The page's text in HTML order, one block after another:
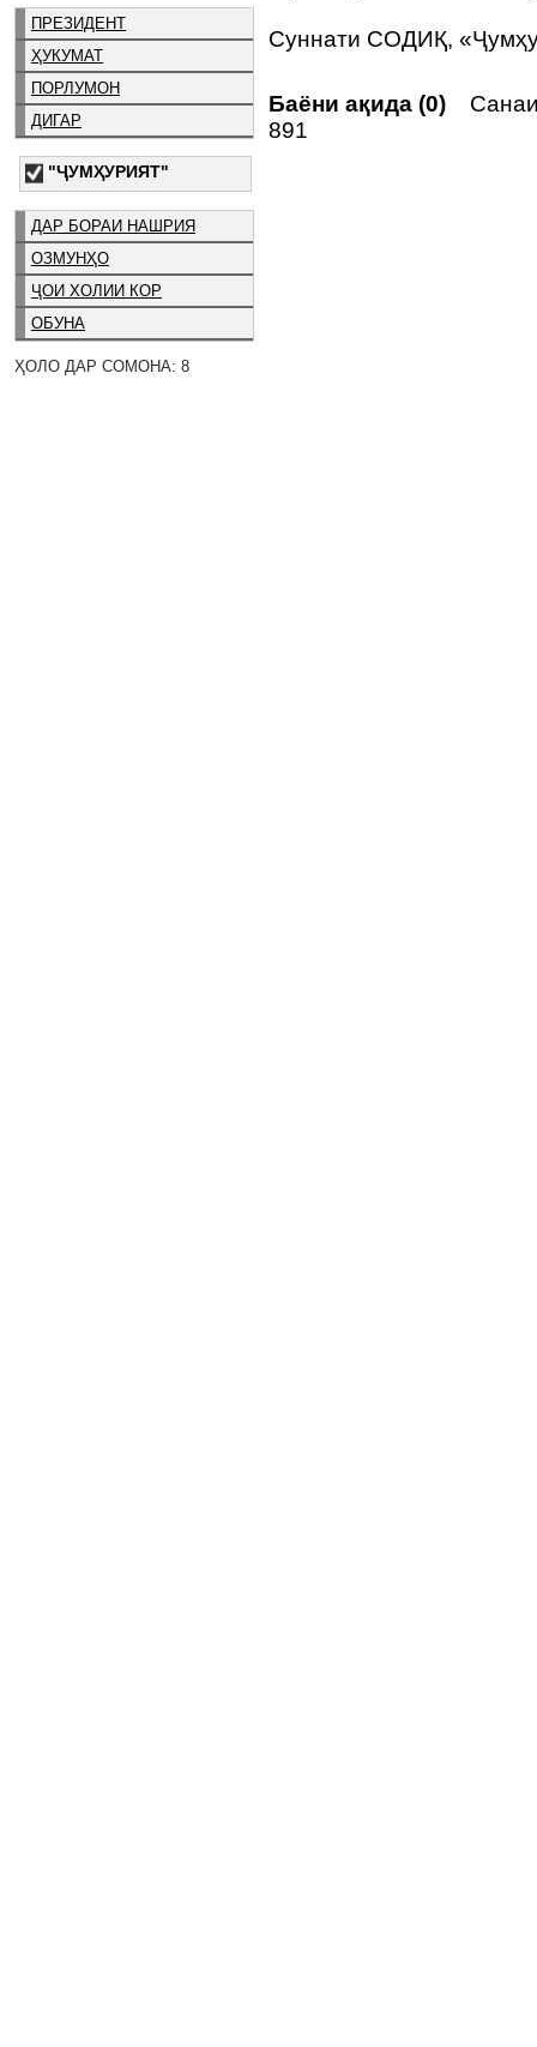
ПРЕЗИДЕНТ
ҲУКУМАТ
ПОРЛУМОН
ДИГАР
"ҶУМҲУРИЯТ"
ДАР БОРАИ НАШРИЯ
ОЗМУНҲО
ҶОИ ХОЛИИ КОР
ОБУНА
ҲОЛО ДАР СОМОНА: 8
Суннати СОДИҚ,
Баёни ақида (0)
891